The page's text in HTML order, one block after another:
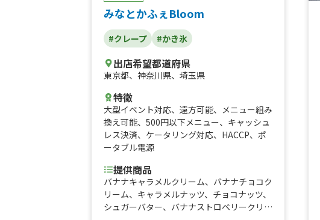
みなとかふぇBloom
#クレープ #かき氷
出店希望都道府県
東京都、 神奈川県、 埼玉県
特徴
大型イベント対応、 遠方可能、 メニュー組み
換え可能、 500円以下メニュー、 キャッシュ
レス決済、 ケータリング対応、 HACCP、 ポ
ータブル電源
提供商品
バナナキャラメルクリーム、バナナチョコク
リーム、キャラメルナッツ、チョコナッツ、
シュガーバター、バナナストロベリークリー